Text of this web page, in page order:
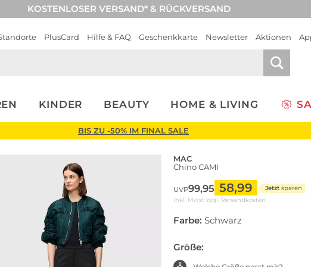
KOSTENLOSER VERSAND* & RÜCKVERSAND
PlusCard Hilfe & FAQ Geschenkkarte Newsletter Aktionen
KINDER BEAUTY HOME & LIVING
BIS ZU -50% IM FINAL SALE
MAC
Chino CAMI
UVP99,95 58,99 Jetzt sparen
inkl. Mwst zzgl. Versandkosten
Farbe: Schwarz
Größe: